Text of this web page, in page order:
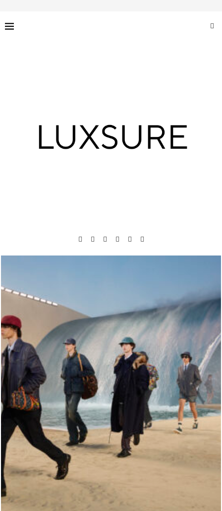
LA VAGUE COMME GRAMMAIRE MASCULINE